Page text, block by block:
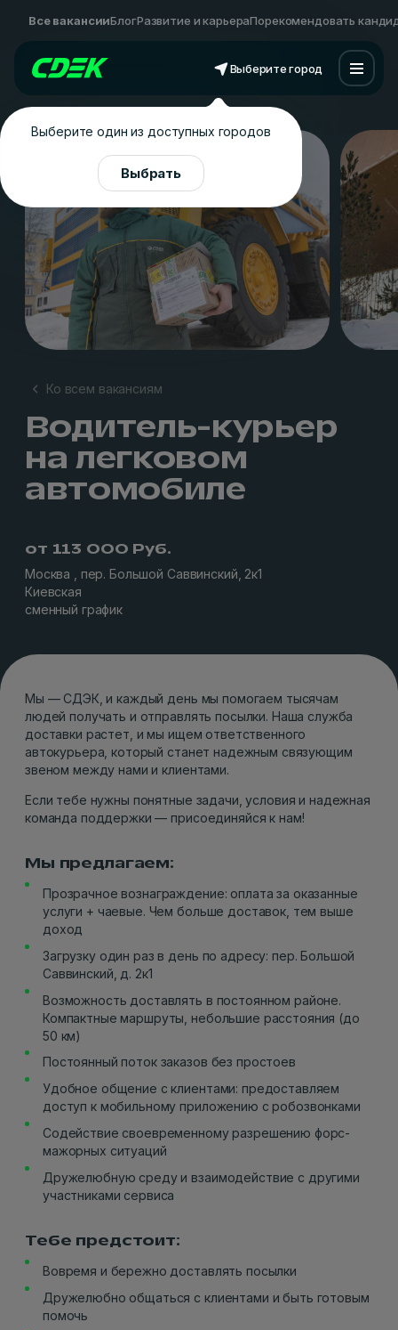
Все вакансииБлогРазвитие и карьераПорекомендовать
Выберите город
Выберите один из доступных городов
Выбрать
Ко всем вакансиям
Водитель-курьер
на легковом
автомобиле
от 113 000 Руб.
Москва , пер. Большой Саввинский, 2к1
Киевская
сменный график
Мы — СДЭК, и каждый день мы помогаем тысячам
людей получать и отправлять посылки. Наша служба
доставки растет, и мы ищем ответственного
автокурьера, который станет надежным связующим
звеном между нами и клиентами.
Если тебе нужны понятные задачи, условия и надежная
команда поддержки — присоединяйся к нам!
Мы предлагаем:
Прозрачное вознаграждение: оплата за оказанные
услуги + чаевые. Чем больше доставок, тем выше
доход
Загрузку один раз в день по адресу: пер. Большой
Саввинский, д. 2к1
Возможность доставлять в постоянном районе.
Компактные маршруты, небольшие расстояния (до
50 км)
Постоянный поток заказов без простоев
Удобное общение с клиентами: предоставляем
доступ к мобильному приложению с робозвонками
Содействие своевременному разрешению форс-
мажорных ситуаций
Дружелюбную среду и взаимодействие с другими
участниками сервиса
Тебе предстоит:
Вовремя и бережно доставлять посылки
Дружелюбно общаться с клиентами и быть готовым
помочь